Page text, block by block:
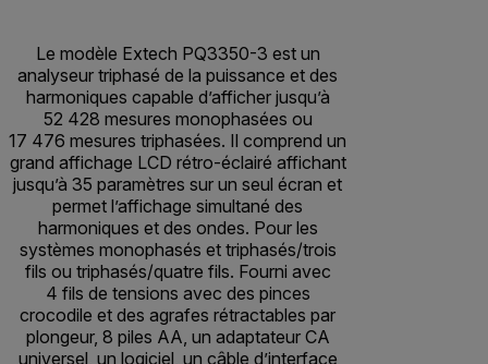
Le modèle Extech PQ3350-3 est un
analyseur triphasé de la puissance et des
harmoniques capable d’afficher jusqu’à
52 428 mesures monophasées ou
17 476 mesures triphasées. Il comprend un
grand affichage LCD rétro-éclairé affichant
jusqu’à 35 paramètres sur un seul écran et
permet l’affichage simultané des
harmoniques et des ondes. Pour les
systèmes monophasés et triphasés/trois
fils ou triphasés/quatre fils. Fourni avec
4 fils de tensions avec des pinces
crocodile et des agrafes rétractables par
plongeur, 8 piles AA, un adaptateur CA
universel, un logiciel, un câble d’interface